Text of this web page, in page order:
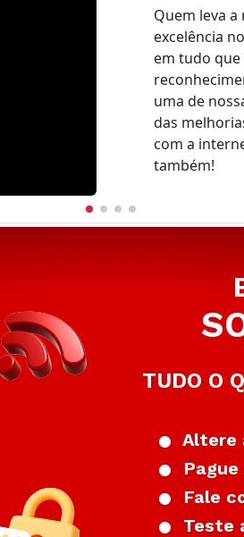
Quem leva
excelência
em tudo
uma de
das
com a
também!
TUDO O
Altere
Fale
Teste